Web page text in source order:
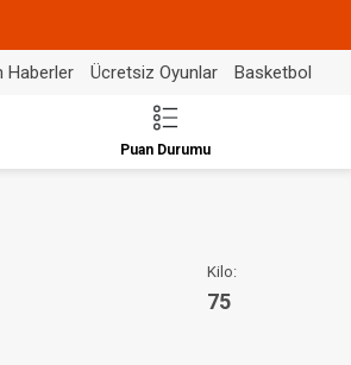
Haberler Ücretsiz Oyunlar Basketbol
Puan Durumu
Kilo:
75